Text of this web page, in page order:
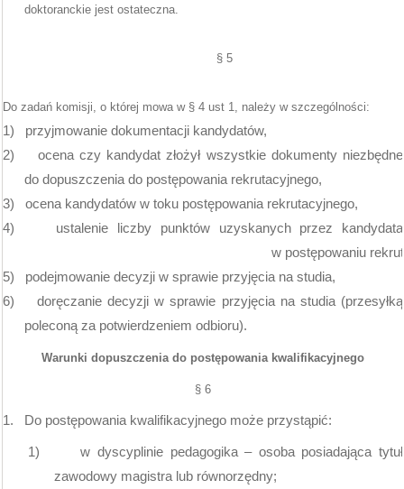
doktoranckie jest ostateczna.
§ 5
Do zadań komisji, o której mowa w § 4 ust 1, należy w szczególności:
1)
przyjmowanie dokumentacji kandydatów,
2)
ocena czy kandydat złożył wszystkie dokumenty niezbędne
do dopuszczenia do postępowania rekrutacyjnego,
3)
ocena kandydatów w toku postępowania rekrutacyjnego,
4)
ustalenie liczby punktów uzyskanych przez kandydata
w postępowaniu
5)
podejmowanie decyzji w sprawie przyjęcia na studia,
6)
doręczanie decyzji w sprawie przyjęcia na studia (przesyłką
poleconą za potwierdzeniem odbioru).
Warunki dopuszczenia do postępowania kwalifikacyjnego
§ 6
1. Do postępowania kwalifikacyjnego może przystąpić:
1)
w dyscyplinie pedagogika – osoba posiadająca tytuł
zawodowy magistra lub równorzędny;